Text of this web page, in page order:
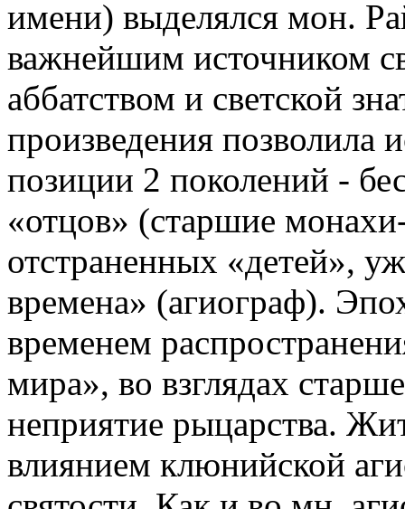
имени) выделялся мон.
важнейшим источником
аббатством и светской
произведения позволила
позиции 2 поколений -
«отцов» (старшие
отстраненных «детей»,
времена» (агиограф).
временем
мира», во взглядах
неприятие рыцарства.
влиянием клюнийской